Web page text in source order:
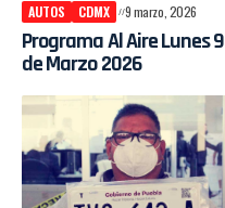
AUTOS CDMX 9 marzo, 2026
Programa Al Aire Lunes 9
de Marzo 2026